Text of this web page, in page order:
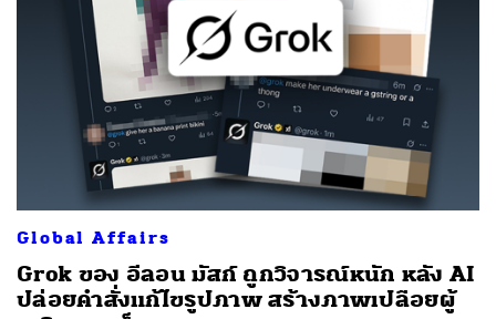
Global Affairs
Grok ของ อีลอน มัสก์ ถูกวิจารณ์หนัก หลัง AI
ปล่อยคำสั่งแก้ไขรูปภาพ สร้างภาพเปลือยผู้